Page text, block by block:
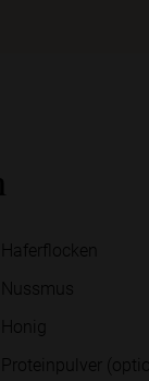
Haferflocken
Nussmus
Honig
Proteinpulver